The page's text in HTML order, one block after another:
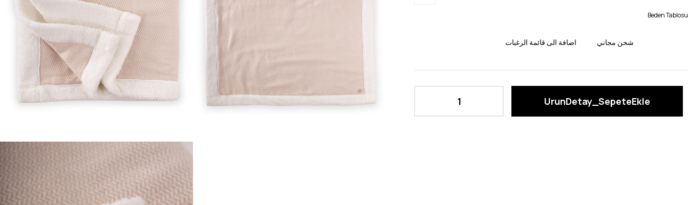
Beden Tablosu
اضافة الى قائمة الرغبات شحن مجاني